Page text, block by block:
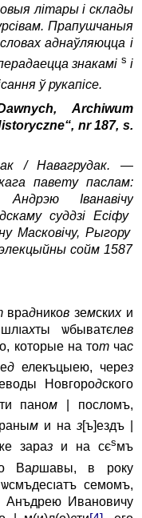
літары і склады
Прапушчаныя
аднаўляюцца і
знакамі s і
ў рукапісе.
Archiwum
nr 187, s.
/ Навагрудак. —
паветупаслам:
Іванавічу
суддзіЕсіфу
Масковічу, Рыгору
сойм1587
врадников земскихи
хты ѡбыватєлев
которые на тотчас
д елекъцыею, через
Новгородского
паном | посломъ,
м и на з[ъ]ездъ |
зарази на сєsмъ
Варшавы, в року
ѡсмъдесıaтъ семомъ,
Анъдрею Ивановичу